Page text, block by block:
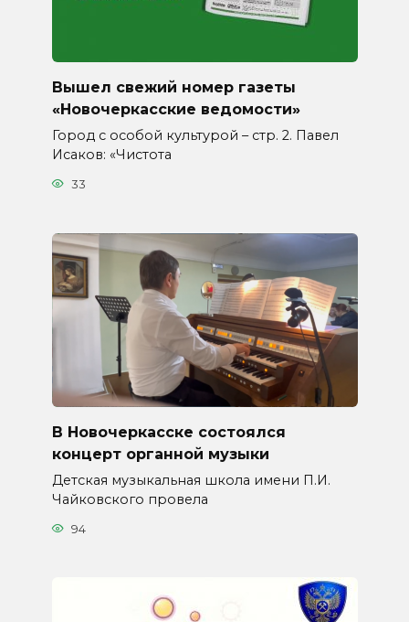
Вышел свежий номер газеты
«Новочеркасские ведомости»
Город с особой культурой – стр. 2. Павел
Исаков: «Чистота
33
В Новочеркасске состоялся
концерт органной музыки
Детская музыкальная школа имени П.И.
Чайковского провела
94